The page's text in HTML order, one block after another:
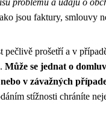
problému a údajů o
jsou faktury, smlouvy
pečlivě prošetří a v
Může se jednat o
v závažných
stížnosti chráníte